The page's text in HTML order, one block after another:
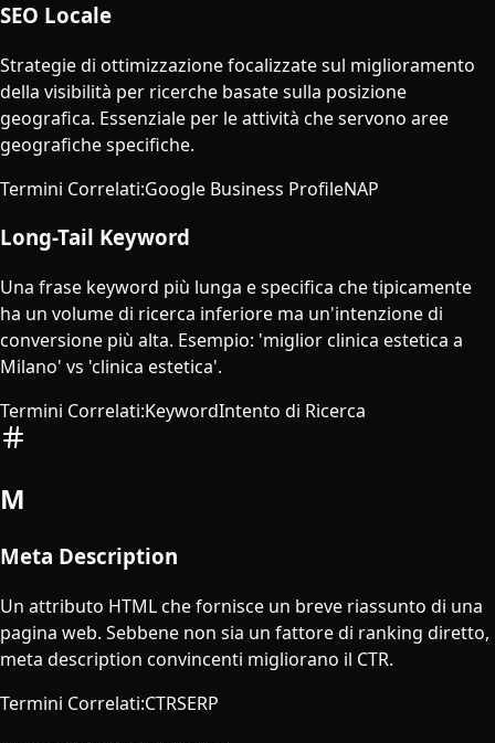
SEO Locale
Strategie di ottimizzazione focalizzate sul miglioramento
della visibilità per ricerche basate sulla posizione
geografica. Essenziale per le attività che servono aree
geografiche specifiche.
Termini Correlati:Google Business ProfileNAP
Long-Tail Keyword
Una frase keyword più lunga e specifica che tipicamente
ha un volume di ricerca inferiore ma un'intenzione di
conversione più alta. Esempio: 'miglior clinica estetica a
Milano' vs 'clinica estetica'.
Termini Correlati:KeywordIntento di Ricerca
M
Meta Description
Un attributo HTML che fornisce un breve riassunto di una
pagina web. Sebbene non sia un fattore di ranking diretto,
meta description convincenti migliorano il CTR.
Termini Correlati:CTRSERP